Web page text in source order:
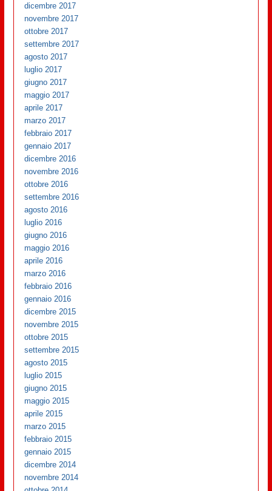
dicembre 2017
novembre 2017
ottobre 2017
settembre 2017
agosto 2017
luglio 2017
giugno 2017
maggio 2017
aprile 2017
marzo 2017
febbraio 2017
gennaio 2017
dicembre 2016
novembre 2016
ottobre 2016
settembre 2016
agosto 2016
luglio 2016
giugno 2016
maggio 2016
aprile 2016
marzo 2016
febbraio 2016
gennaio 2016
dicembre 2015
novembre 2015
ottobre 2015
settembre 2015
agosto 2015
luglio 2015
giugno 2015
maggio 2015
aprile 2015
marzo 2015
febbraio 2015
gennaio 2015
dicembre 2014
novembre 2014